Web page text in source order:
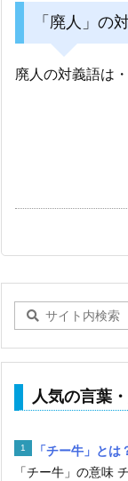
「廃人」の
廃人の対義語は
人気の言葉
「チー牛」と
「チー牛」の意味